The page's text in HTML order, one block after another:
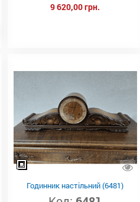
9 620,00 грн.
Годинник настільний (6481)